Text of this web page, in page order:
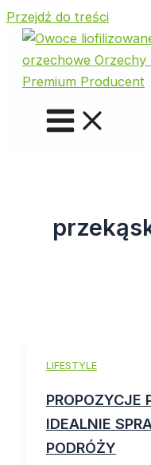
Przejdź do treści
LIFESTYLE
PROPOZYCJE
IDEALNIE
PODRÓŻY